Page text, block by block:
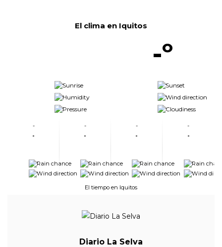
El clima en Iquitos
-º
-
-
-
-
-
-
-
-
-
-
-
-
-
-
-
-
-
-
-
-
-
-
El tiempo en Iquitos
Diario La Selva